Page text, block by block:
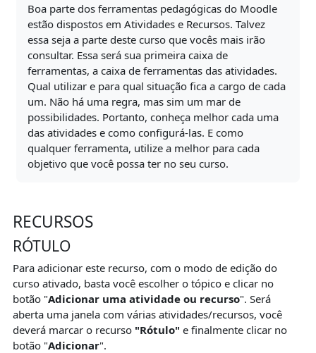
Boa parte dos ferramentas pedagógicas do Moodle
estão dispostos em Atividades e Recursos. Talvez
essa seja a parte deste curso que vocês mais irão
consultar. Essa será sua primeira caixa de
ferramentas, a caixa de ferramentas das atividades.
Qual utilizar e para qual situação fica a cargo de cada
um. Não há uma regra, mas sim um mar de
possibilidades. Portanto, conheça melhor cada uma
das atividades e como configurá-las. E como
qualquer ferramenta, utilize a melhor para cada
objetivo que você possa ter no seu curso.
RECURSOS
RÓTULO
Para adicionar este recurso, com o modo de edição do
curso ativado, basta você escolher o tópico e clicar no
botão "Adicionar uma atividade ou recurso". Será
aberta uma janela com várias atividades/recursos, você
deverá marcar o recurso "Rótulo" e finalmente clicar no
botão "Adicionar".